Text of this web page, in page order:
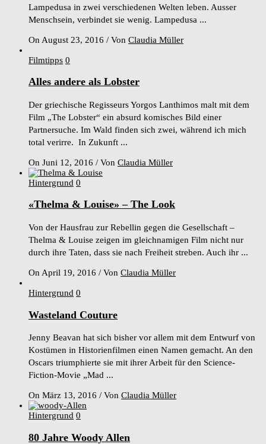
Lampedusa in zwei verschiedenen Welten leben. Ausser
Menschsein, verbindet sie wenig. Lampedusa ...
On August 23, 2016 / Von Claudia Müller
Filmtipps 0
Alles andere als Lobster
Der griechische Regisseurs Yorgos Lanthimos malt mit dem
Film „The Lobster“ ein absurd komisches Bild einer
Partnersuche. Im Wald finden sich zwei, während ich mich
total verirre. In Zukunft ...
On Juni 12, 2016 / Von Claudia Müller
Hintergrund 0
«Thelma & Louise» – The Look
Von der Hausfrau zur Rebellin gegen die Gesellschaft –
Thelma & Louise zeigen im gleichnamigen Film nicht nur
durch ihre Taten, dass sie nach Freiheit streben. Auch ihr ...
On April 19, 2016 / Von Claudia Müller
Hintergrund 0
Wasteland Couture
Jenny Beavan hat sich bisher vor allem mit dem Entwurf von
Kostümen in Historienfilmen einen Namen gemacht. An den
Oscars triumphierte sie mit ihrer Arbeit für den Science-
Fiction-Movie „Mad ...
On März 13, 2016 / Von Claudia Müller
Hintergrund 0
80 Jahre Woody Allen